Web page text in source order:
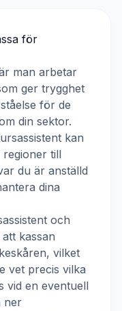
för
man arbetar
ger trygghet
för de
din sektor.
kan
till
du är anställd
dina
och
kassan
vilket
vet precis vilka
vid en eventuell
ner